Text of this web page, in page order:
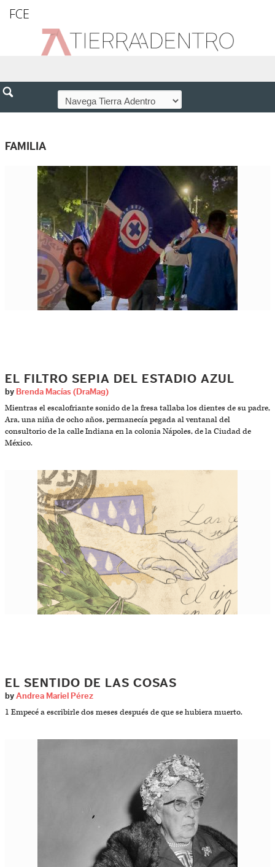
FCE
FAMILIA
EL FILTRO SEPIA DEL ESTADIO AZUL
by Brenda Macías (DraMag)
Mientras el escalofriante sonido de la fresa tallaba los dientes de su padre,
Ara, una niña de ocho años, permanecía pegada al ventanal del
consultorio de la calle Indiana en la colonia Nápoles, de la Ciudad de
México.
EL SENTIDO DE LAS COSAS
by Andrea Mariel Pérez
1 Empecé a escribirle dos meses después de que se hubiera muerto.